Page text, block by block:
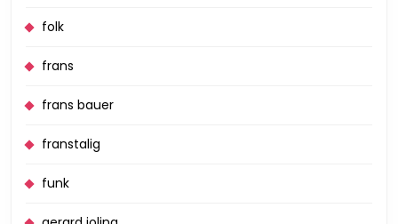
folk
frans
frans bauer
franstalig
funk